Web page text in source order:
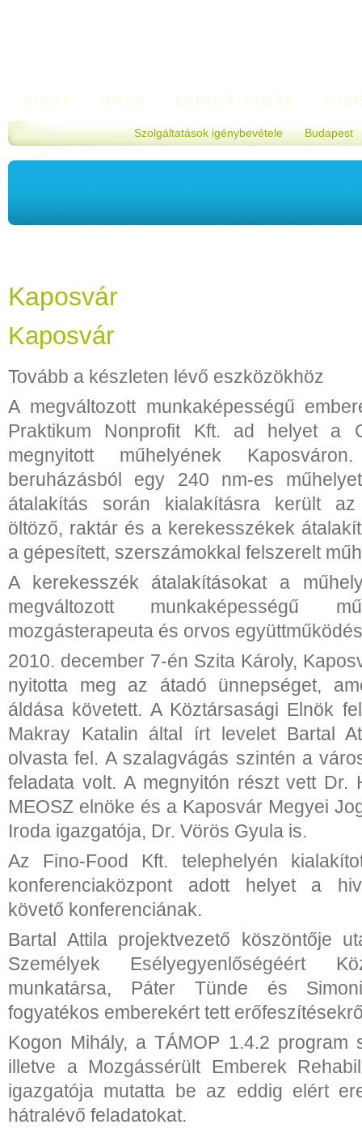
START HÍREK BEMUTATKOZÁS
KAPCSOLAT
Szolgáltatások igénybevétele Budapest
Kaposvár
Kaposvár
Tovább a készleten lévő eszközökhöz
A megváltozott munkaképességű
Praktikum Nonprofit Kft. ad helyet a
megnyitott műhelyének
beruházásból egy 240 nm-es
átalakítás során kialakításra került
öltöző, raktár és a kerekesszékek
a gépesített, szerszámokkal felszerelt
A kerekesszék átalakításokat a
megváltozott munkaképességű
mozgásterapeuta és orvos
2010. december 7-én Szita Károly,
nyitotta meg az átadó ünnepséget,
áldása követett. A Köztársasági Elnök
Makray Katalin által írt levelet Bartal
olvasta fel. A szalagvágás szintén a
feladata volt. A megnyitón részt vett Dr.
MEOSZ elnöke és a Kaposvár Megyei
Iroda igazgatója, Dr. Vörös Gyula is.
Az Fino-Food Kft. telephelyén
konferenciaközpont adott helyet a
követő konferenciának.
Bartal Attila projektvezető köszöntője
Személyek Esélyegyenlőségéért
munkatársa, Páter Tünde és
fogyatékos emberekért tett
Kogon Mihály, a TÁMOP 1.4.2 program
illetve a Mozgássérült Emberek
igazgatója mutatta be az eddig elért
hátralévő feladatokat.